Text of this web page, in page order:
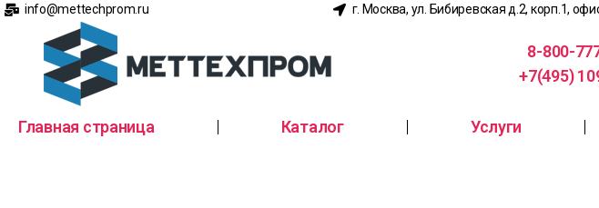
info@mettechprom.ru г. Москва, ул. Бибиревская д.2, корп.1,
8-800-
+7(495)
Главная страница Каталог Услуги